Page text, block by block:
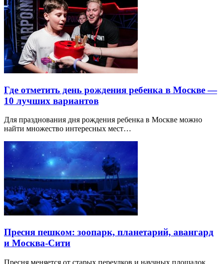
Где отметить день рождения ребенка в Москве —
10 лучших вариантов
Для празднования дня рождения ребенка в Москве можно
найти множество интересных мест…
Пресня пешком: зоопарк, планетарий, авангард
и Москва-Сити
Пресня меняется от старых переулков и научных площадок